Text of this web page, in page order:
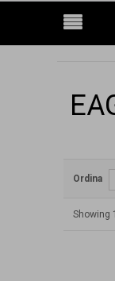
Ordina
Showing